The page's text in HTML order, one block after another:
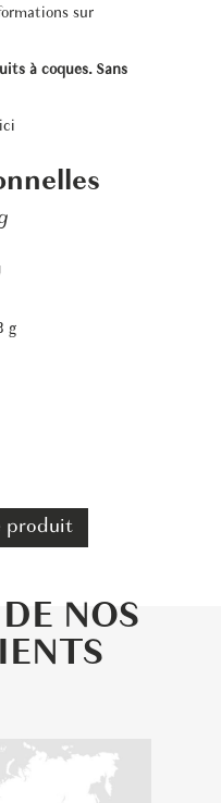
sur
à coques. Sans
ici
g
produit
NOS